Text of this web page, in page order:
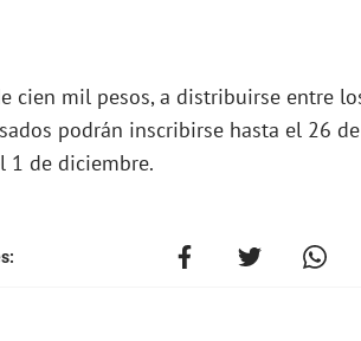
cien mil pesos, a distribuirse entre
podrán inscribirse hasta el 26
1 de diciembre.